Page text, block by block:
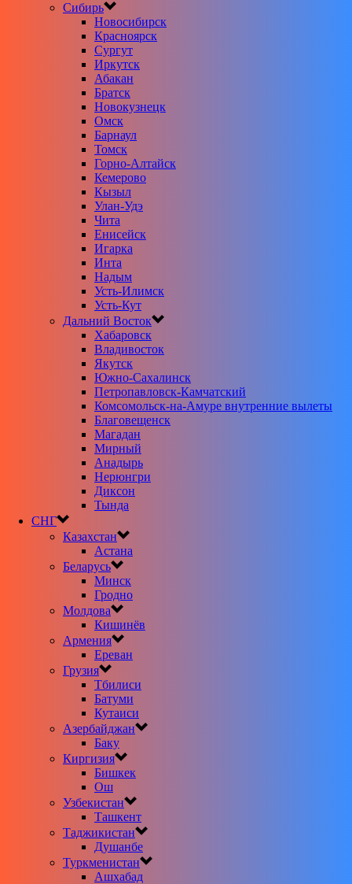
Сибирь
Новосибирск
Красноярск
Сургут
Иркутск
Абакан
Братск
Новокузнецк
Омск
Барнаул
Томск
Горно-Алтайск
Кемерово
Кызыл
Улан-Удэ
Чита
Енисейск
Игарка
Инта
Надым
Усть-Илимск
Усть-Кут
Дальний Восток
Хабаровск
Владивосток
Якутск
Южно-Сахалинск
Петропавловск-Камчатский
Комсомольск-на-Амуре внутренние вылеты
Благовещенск
Магадан
Мирный
Анадырь
Нерюнгри
Диксон
Тында
СНГ
Казахстан
Астана
Беларусь
Минск
Гродно
Молдова
Кишинёв
Армения
Ереван
Грузия
Тбилиси
Батуми
Кутаиси
Азербайджан
Баку
Киргизия
Бишкек
Ош
Узбекистан
Ташкент
Таджикистан
Душанбе
Туркменистан
Ашхабад